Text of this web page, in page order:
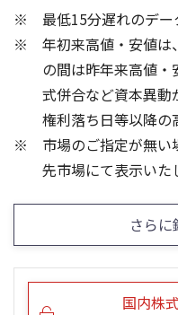
25/
25/08
25/06
25/04 23/01
22/01
21/01
最低15分遅れのデー
年初来高値・安値は
の間は昨年来高値・
式併合など資本異動
権利落ち日等以降の
市場のご指定が無い
先市場にて表示いた
さらに
国内株